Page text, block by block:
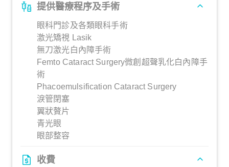
提供醫療程序及手術
眼科門診及各類眼科手術
激光矯視 Lasik
無刀激光白內障手術
Femto Cataract Surgery微創超聲乳化白內障手
術
Phacoemulsification Cataract Surgery
淚管閉塞
翼狀贅片
青光眼
眼部整容
收費